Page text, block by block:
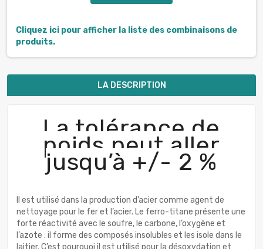
Cliquez ici pour afficher la liste des combinaisons de
produits.
LA DESCRIPTION
La tolérance de
poids peut aller
jusqu’à +/- 2 %
Il est utilisé dans la production d’acier comme agent de
nettoyage pour le fer et l’acier. Le ferro-titane présente une
forte réactivité avec le soufre, le carbone, l’oxygène et
l’azote : il forme des composés insolubles et les isole dans le